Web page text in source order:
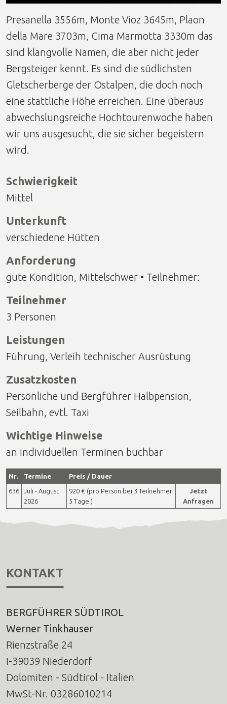
Presanella 3556m, Monte Vioz 3645m, Plaon
della Mare 3703m, Cima Marmotta 3330m das
sind klangvolle Namen, die aber nicht jeder
Bergsteiger kennt. Es sind die südlichsten
Gletscherberge der Ostalpen, die doch noch
eine stattliche Höhe erreichen. Eine überaus
abwechslungsreiche Hochtourenwoche haben
wir uns ausgesucht, die sie sicher begeistern
wird.
Schwierigkeit
Mittel
Unterkunft
verschiedene Hütten
Anforderung
gute Kondition, Mittelschwer • Teilnehmer:
Teilnehmer
3 Personen
Leistungen
Führung, Verleih technischer Ausrüstung
Zusatzkosten
Persönliche und Bergführer Halbpension,
Seilbahn, evtl. Taxi
Wichtige Hinweise
an individuellen Terminen buchbar
Nr. Termine Preis / Dauer
636
Juli - August
2026
920 € (pro Person bei 3 Teilnehmer
5 Tage )
Jetzt
Anfragen
KONTAKT
BERGFÜHRER SÜDTIROL
Werner Tinkhauser
Rienzstraße 24
I-39039 Niederdorf
Dolomiten - Südtirol - Italien
MwSt-Nr. 03286010214